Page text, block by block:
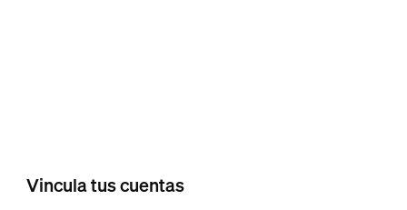
Vincula tus cuentas